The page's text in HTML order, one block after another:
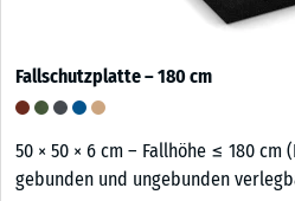
Fallschutzplatte – 180 cm
50 × 50 × 6 cm – Fallhöhe ≤ 180 cm
gebunden und ungebunden